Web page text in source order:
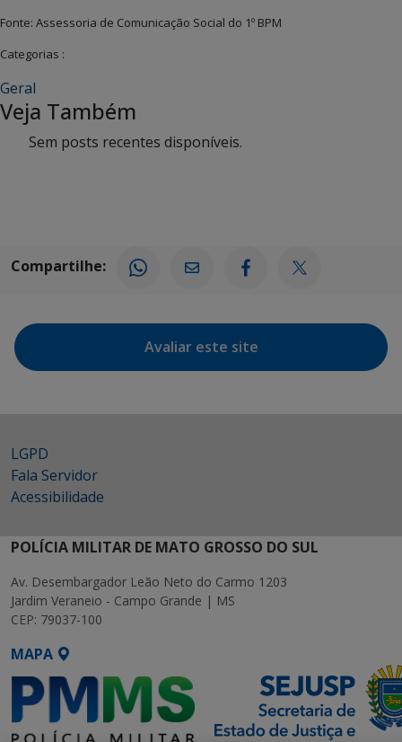
Fonte: Assessoria de Comunicação Social do 1º BPM
Categorias :
Geral
Veja Também
Sem posts recentes disponíveis.
Compartilhe:
Avaliar este site
LGPD
Fala Servidor
Acessibilidade
POLÍCIA MILITAR DE MATO GROSSO DO SUL
Av. Desembargador Leão Neto do Carmo 1203
Jardim Veraneio - Campo Grande | MS
CEP: 79037-100
MAPA